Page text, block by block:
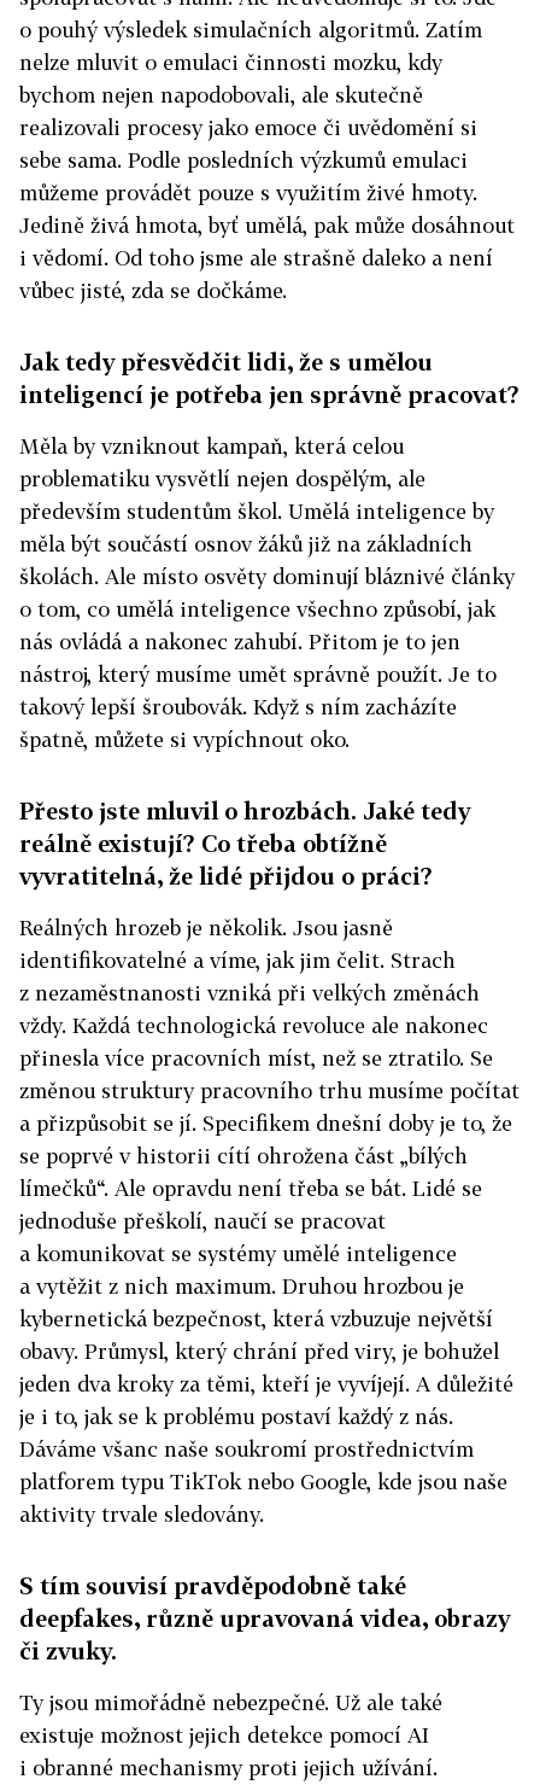
o pouhý výsledek simulačních algoritmů. Zatím
nelze mluvit o emulaci činnosti mozku, kdy
bychom nejen napodobovali, ale skutečně
realizovali procesy jako emoce či uvědomění si
sebe sama. Podle posledních výzkumů emulaci
můžeme provádět pouze s využitím živé hmoty.
Jedině živá hmota, byť umělá, pak může dosáhnout
i vědomí. Od toho jsme ale strašně daleko a není
vůbec jisté, zda se dočkáme.
Jak tedy přesvědčit lidi, že s umělou
inteligencí je potřeba jen správně pracovat?
Měla by vzniknout kampaň, která celou
problematiku vysvětlí nejen dospělým, ale
především studentům škol. Umělá inteligence by
měla být součástí osnov žáků již na základních
školách. Ale místo osvěty dominují bláznivé články
o tom, co umělá inteligence všechno způsobí, jak
nás ovládá a nakonec zahubí. Přitom je to jen
nástroj, který musíme umět správně použít. Je to
takový lepší šroubovák. Když s ním zacházíte
špatně, můžete si vypíchnout oko.
Přesto jste mluvil o hrozbách. Jaké tedy
reálně existují? Co třeba obtížně
vyvratitelná, že lidé přijdou o práci?
Reálných hrozeb je několik. Jsou jasně
identifikovatelné a víme, jak jim čelit. Strach
z nezaměstnanosti vzniká při velkých změnách
vždy. Každá technologická revoluce ale nakonec
přinesla více pracovních míst, než se ztratilo. Se
změnou struktury pracovního trhu musíme počítat
a přizpůsobit se jí. Specifikem dnešní doby je to, že
se poprvé v historii cítí ohrožena část „bílých
límečků“. Ale opravdu není třeba se bát. Lidé se
jednoduše přeškolí, naučí se pracovat
a komunikovat se systémy umělé inteligence
a vytěžit z nich maximum. Druhou hrozbou je
kybernetická bezpečnost, která vzbuzuje největší
obavy. Průmysl, který chrání před viry, je bohužel
jeden dva kroky za těmi, kteří je vyvíjejí. A důležité
je i to, jak se k problému postaví každý z nás.
Dáváme všanc naše soukromí prostřednictvím
platforem typu TikTok nebo Google, kde jsou naše
aktivity trvale sledovány.
S tím souvisí pravděpodobně také
deepfakes, různě upravovaná videa, obrazy
či zvuky.
Ty jsou mimořádně nebezpečné. Už ale také
existuje možnost jejich detekce pomocí AI
i obranné mechanismy proti jejich užívání.